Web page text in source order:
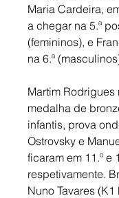
Maria Cardeira,
a chegar na 5.ª
(femininos), e
na 6.ª
Martim Rodrigues
medalha de
infantis, prova
Ostrovsky e
ficaram em 11.º e
respetivamente.
Nuno Tavares